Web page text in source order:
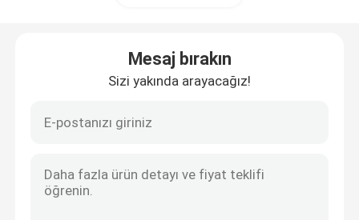
Evde
Mesaj bırakın
Sizi yakında arayacağız!